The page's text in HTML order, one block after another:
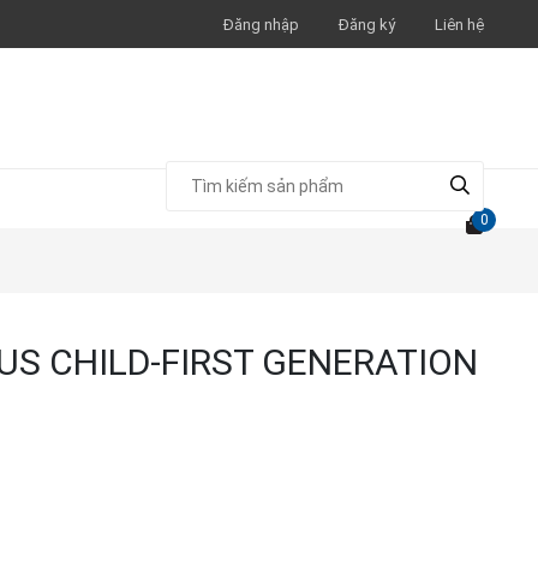
Đăng nhập Đăng ký Liên hệ
0
CHILD-FIRST GENERATION